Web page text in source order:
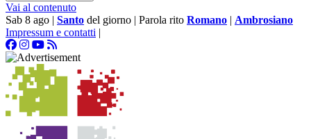
Vai al contenuto
Sab 8 ago | Santo del giorno | Parola rito Romano | Ambrosiano
Impressum e contatti |